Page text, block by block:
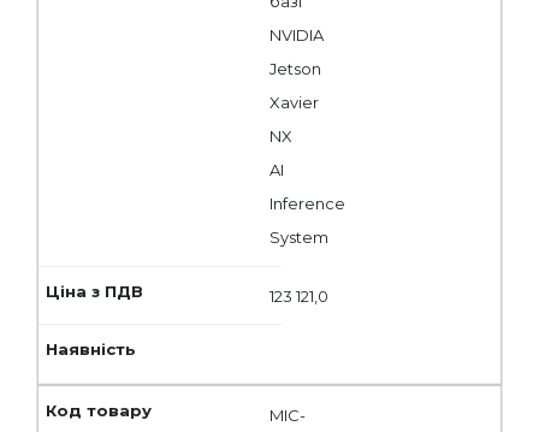
NVIDIA
Jetson
Xavier
NX
AI
Inference
System
123 121,0
MIC-